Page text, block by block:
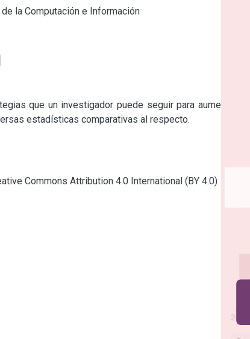
la Computación e Información
que un investigador puede seguir para aumentar su
estadísticas comparativas al respecto.
Commons Attribution 4.0 International (BY 4.0)